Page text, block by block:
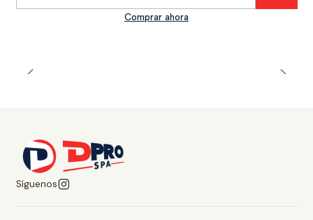
Comprar ahora
Síguenos